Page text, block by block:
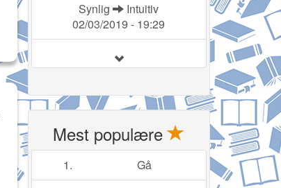
Synlig
Intuitiv
02/03/2019 - 19:29
Mest populære
1.
Gå